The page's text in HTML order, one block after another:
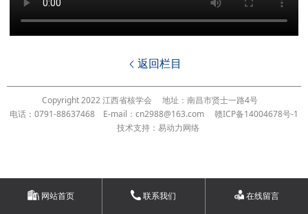
 返回栏目
Copyright 2022 江西省核学会 地址：南昌市贤士一路4号
电话：0791-88637468
E-mail：cn2988@163.com
赣ICP备14004678号-1
技术支持：易动力网络
网站首页 联系我们 在线留言